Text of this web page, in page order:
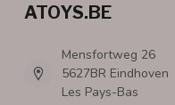
ATOYS.BE
Mensfortweg 26
5627BR Eindhoven
Les Pays-Bas